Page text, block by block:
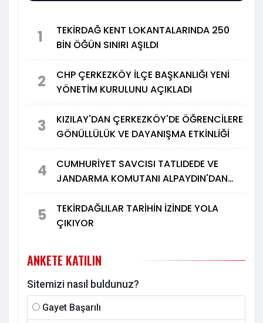
1
TEKİRDAĞ KENT LOKANTALARINDA 250
BİN ÖĞÜN SINIRI AŞILDI
2
CHP ÇERKEZKÖY İLÇE BAŞKANLIĞI YENİ
YÖNETİM KURULUNU AÇIKLADI
3
KIZILAY'DAN ÇERKEZKÖY'DE ÖĞRENCİLERE
GÖNÜLLÜLÜK VE DAYANIŞMA ETKİNLİĞİ
4
CUMHURİYET SAVCISI TATLIDEDE VE
JANDARMA KOMUTANI ALPAYDIN'DAN
5
TEKİRDAĞLILAR TARİHİN İZİNDE YOLA
ÇIKIYOR
ANKETE KATILIN
Sitemizi nasıl buldunuz?
Gayet Başarılı